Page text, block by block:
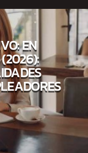
EN